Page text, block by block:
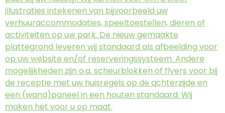
illustraties intekenen van bijvoorbeeld uw
verhuuraccommodaties, speeltoestellen, dieren of
activiteiten op uw park. De nieuw gemaakte
plattegrond leveren wij standaard als afbeelding voor
op uw website en/of reserveringssysteem. Andere
mogelijkheden zijn o.a. scheurblokken of flyers voor bij
de receptie met uw huisregels op de achterzijde en
een (wand)paneel in een houten standaard. Wij
maken het voor u op maat.